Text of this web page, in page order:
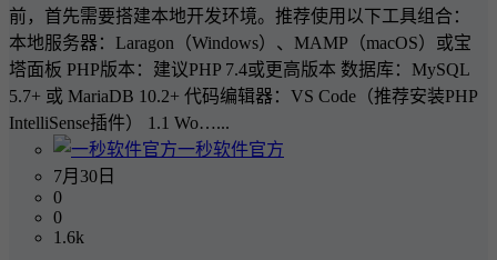
前，首先需要搭建本地开发环境。推荐使用以下工具组合：
本地服务器：Laragon（Windows）、MAMP（macOS）或宝
塔面板 PHP版本：建议PHP 7.4或更高版本 数据库：MySQL
5.7+ 或 MariaDB 10.2+ 代码编辑器：VS Code（推荐安装PHP
IntelliSense插件） 1.1 Wo…...
一秒软件官方
7月30日
0
0
1.6k